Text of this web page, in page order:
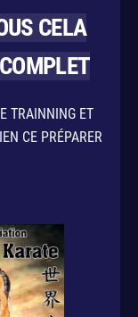
CELA
TRAINNING ET
CE PRÉPARER